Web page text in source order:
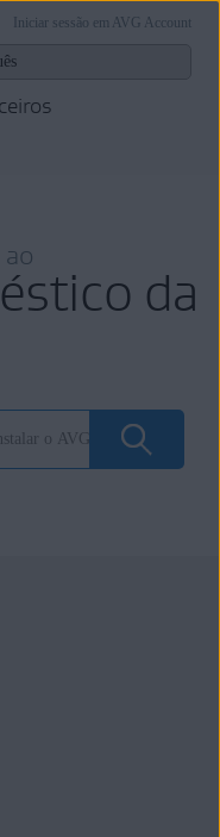
Iniciar sessão em AVG Account
da